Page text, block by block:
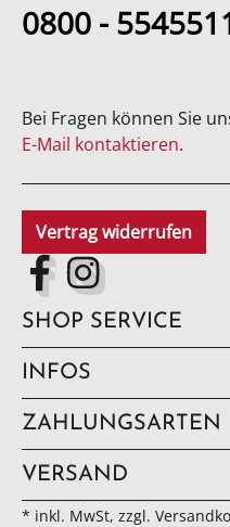
0800 -
Bei Fragen können Sie
E-Mail kontaktieren.
Vertrag widerrufen
SHOP SERVICE
INFOS
ZAHLUNGSARTEN
VERSAND
* inkl. MwSt, zzgl.